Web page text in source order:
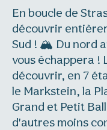
En boucle de
découvrir
Sud ! 🏔️ Du nord
vous échappera !
découvrir, en 7
le Markstein, la
Grand et Petit
d'autres moins